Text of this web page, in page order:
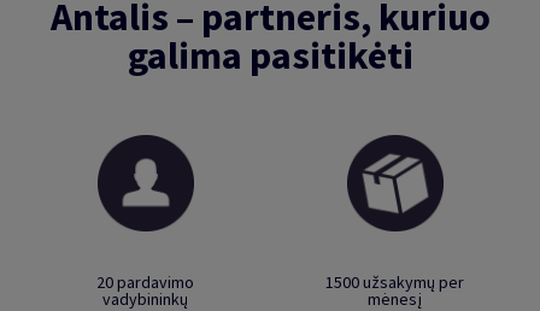
Antalis – partneris, kuriuo
galima pasitikėti
20 pardavimo
vadybininkų
1500 užsakymų per
mėnesį